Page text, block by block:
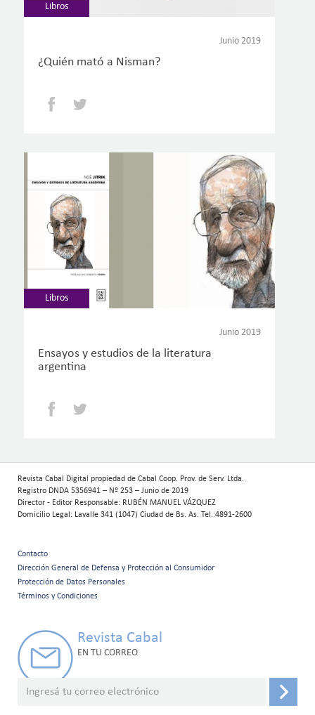
Libros
Junio 2019
¿Quién mató a Nisman?
Facebook
Libros
Junio 2019
Ensayos y estudios de la literatura
argentina
Facebook
Revista Cabal Digital propiedad de Cabal Coop. Prov. de Serv. Ltda.
Registro DNDA 5356941 – Nº 253 – Junio de 2019
Director - Editor Responsable: RUBÉN MANUEL VÁZQUEZ
Domicilio Legal: Lavalle 341 (1047) Ciudad de Bs. As. Tel.:4891-2600
Menú
secundario
Contacto
Dirección General de Defensa y Protección al Consumidor
Protección de Datos Personales
Términos y Condiciones
Revista Cabal
EN TU CORREO